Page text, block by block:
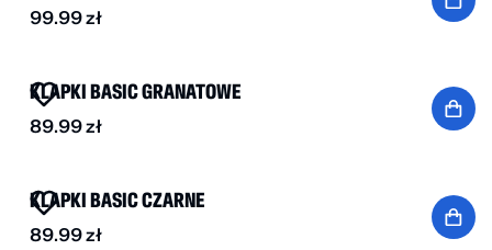
99.99zł
KLAPKI BASIC GRANATOWE
89.99zł
KLAPKI BASIC CZARNE
89.99zł